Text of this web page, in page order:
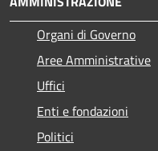
Organi di Governo
Aree Amministrative
Uffici
Enti e fondazioni
Politici